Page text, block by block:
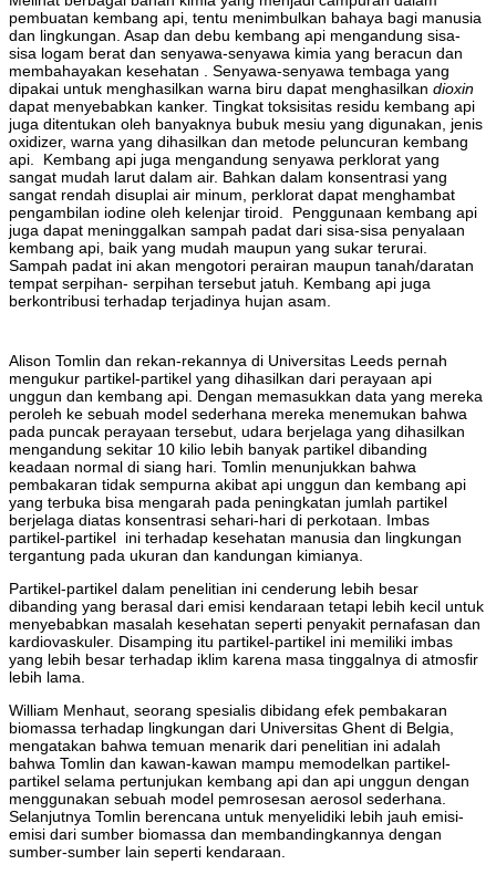
pembuatan kembang api, tentu menimbulkan bahaya bagi manusia
dan lingkungan. Asap dan debu kembang api mengandung sisa-
sisa logam berat dan senyawa-senyawa kimia yang beracun dan
membahayakan kesehatan . Senyawa-senyawa tembaga yang
dipakai untuk menghasilkan warna biru dapat menghasilkan dioxin
dapat menyebabkan kanker. Tingkat toksisitas residu kembang api
juga ditentukan oleh banyaknya bubuk mesiu yang digunakan, jenis
oxidizer, warna yang dihasilkan dan metode peluncuran kembang
api. Kembang api juga mengandung senyawa perklorat yang
sangat mudah larut dalam air. Bahkan dalam konsentrasi yang
sangat rendah disuplai air minum, perklorat dapat menghambat
pengambilan iodine oleh kelenjar tiroid. Penggunaan kembang api
juga dapat meninggalkan sampah padat dari sisa-sisa penyalaan
kembang api, baik yang mudah maupun yang sukar terurai.
Sampah padat ini akan mengotori perairan maupun tanah/daratan
tempat serpihan- serpihan tersebut jatuh. Kembang api juga
berkontribusi terhadap terjadinya hujan asam.
Alison Tomlin dan rekan-rekannya di Universitas Leeds pernah
mengukur partikel-partikel yang dihasilkan dari perayaan api
unggun dan kembang api. Dengan memasukkan data yang mereka
peroleh ke sebuah model sederhana mereka menemukan bahwa
pada puncak perayaan tersebut, udara berjelaga yang dihasilkan
mengandung sekitar 10 kilio lebih banyak partikel dibanding
keadaan normal di siang hari. Tomlin menunjukkan bahwa
pembakaran tidak sempurna akibat api unggun dan kembang api
yang terbuka bisa mengarah pada peningkatan jumlah partikel
berjelaga diatas konsentrasi sehari-hari di perkotaan. Imbas
partikel-partikel ini terhadap kesehatan manusia dan lingkungan
tergantung pada ukuran dan kandungan kimianya.
Partikel-partikel dalam penelitian ini cenderung lebih besar
dibanding yang berasal dari emisi kendaraan tetapi lebih kecil untuk
menyebabkan masalah kesehatan seperti penyakit pernafasan dan
kardiovaskuler. Disamping itu partikel-partikel ini memiliki imbas
yang lebih besar terhadap iklim karena masa tinggalnya di atmosfir
lebih lama.
William Menhaut, seorang spesialis dibidang efek pembakaran
biomassa terhadap lingkungan dari Universitas Ghent di Belgia,
mengatakan bahwa temuan menarik dari penelitian ini adalah
bahwa Tomlin dan kawan-kawan mampu memodelkan partikel-
partikel selama pertunjukan kembang api dan api unggun dengan
menggunakan sebuah model pemrosesan aerosol sederhana.
Selanjutnya Tomlin berencana untuk menyelidiki lebih jauh emisi-
emisi dari sumber biomassa dan membandingkannya dengan
sumber-sumber lain seperti kendaraan.